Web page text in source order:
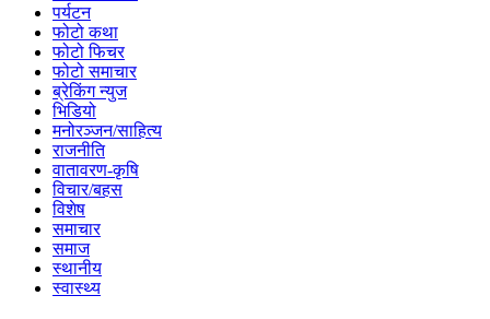
पर्यटन
फोटो कथा
फोटो फिचर
फोटो समाचार
ब्रेकिंग न्युज
भिडियो
मनोरञ्जन/साहित्य
राजनीति
वातावरण-कृषि
विचार/बहस
विशेष
समाचार
समाज
स्थानीय
स्वास्थ्य